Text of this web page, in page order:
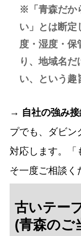
※「青森だか
い」とは断定
度・湿度・保
り、地域名
い、という趣
→ 自社の強み接
プでも、ダビン
対応します。「
そ一度ご相談く
古いテー
(青森のご